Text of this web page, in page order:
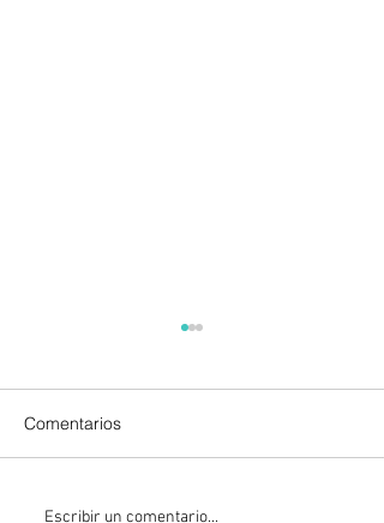
Comentarios
Escribir un comentario...